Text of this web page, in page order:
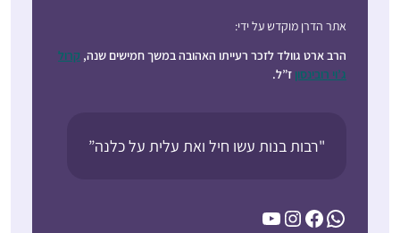
אתר הדרן מוקדש על ידי:
הרב ארט גוולד לזכר רעייתו האהובה במשך חמישים שנה, קרול
ג’וי רובינסון ז”ל.
"רבות בנות עשו חיל ואת עלית על כלנה”
WhatsApp
Facebook
Instagram
YouTube